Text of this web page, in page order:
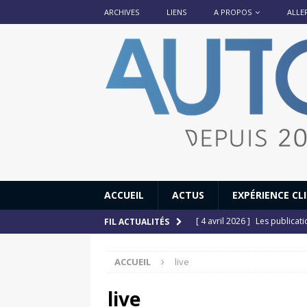
ARCHIVES LIENS A PROPOS
ACCUEIL ACTUS EXPÉRIENCE
FIL ACTUALITÉS [ 4 avril 2026 ] Les
ACCUEIL live
live